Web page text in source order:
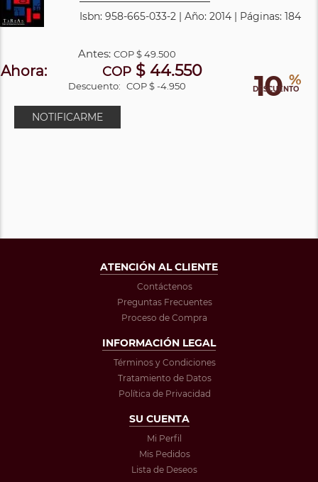
Isbn: 958-665-033-2 | Año: 2014 | Páginas: 184
10 %
DESCUENTO
Antes:COP$ 49.500
Ahora: COP$ 44.550
Descuento: COP $ -4.950
NOTIFICARME
ATENCIÓN AL CLIENTE
Contáctenos
Preguntas Frecuentes
Proceso de Compra
INFORMACIÓN LEGAL
Términos y Condiciones
Tratamiento de Datos
Política de Privacidad
SU CUENTA
Mi Perfil
Mis Pedidos
Lista de Deseos